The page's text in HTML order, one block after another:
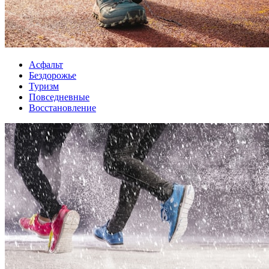
Асфальт
Бездорожье
Туризм
Повседневные
Восстановление